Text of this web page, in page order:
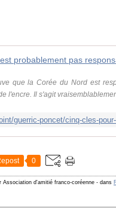
probablement pas
que la Corée du Nord est
l'encre. Il s'agit
0
Association d'amitié franco-coréenne - dans